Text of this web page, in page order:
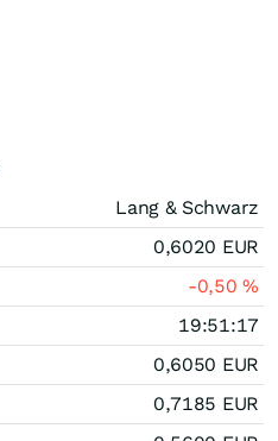
Lang & Schwarz
0,6020 EUR
-0,50%
19:51:17
0,6050 EUR
0,7185 EUR